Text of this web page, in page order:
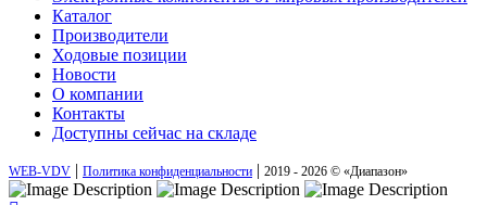
Каталог
Производители
Ходовые позиции
Новости
О компании
Контакты
Доступны сейчас на складе
WEB-VDV | Политика конфиденциальности | 2019 - 2026 © «Диапазон»